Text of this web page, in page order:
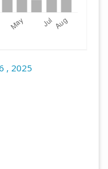
, 2025